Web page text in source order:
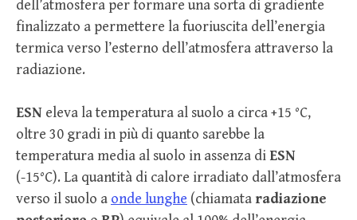
dell’atmosfera per formare una sorta di gradiente
finalizzato a permettere la fuoriuscita dell’energia
termica verso l’esterno dell’atmosfera attraverso la
radiazione.
ESN eleva la temperatura al suolo a circa +15 °C,
oltre 30 gradi in più di quanto sarebbe la
temperatura media al suolo in assenza diESN
(-15°C). La quantità di calore irradiato dall’atmosfera
verso il suolo a onde lunghe (chiamata radiazione